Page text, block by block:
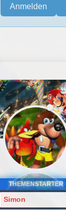
Anmelden
THEMENSTARTER
Simon